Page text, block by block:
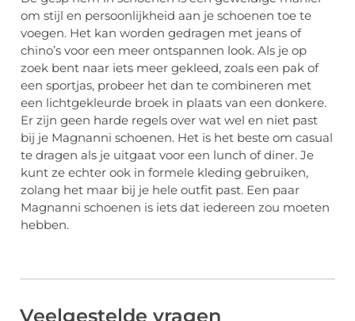
om stijl en persoonlijkheid aan je schoenen toe te
voegen. Het kan worden gedragen met jeans of
chino’s voor een meer ontspannen look. Als je op
zoek bent naar iets meer gekleed, zoals een pak of
een sportjas, probeer het dan te combineren met
een lichtgekleurde broek in plaats van een donkere.
Er zijn geen harde regels over wat wel en niet past
bij je Magnanni schoenen. Het is het beste om casual
te dragen als je uitgaat voor een lunch of diner. Je
kunt ze echter ook in formele kleding gebruiken,
zolang het maar bij je hele outfit past. Een paar
Magnanni schoenen is iets dat iedereen zou moeten
hebben.
Veelgestelde vragen